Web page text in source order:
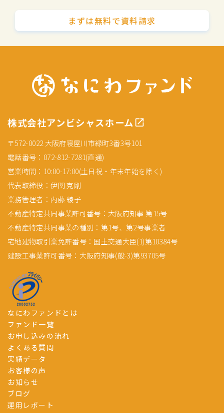
まずは無料で資料請求
株式会社アンビシャスホーム
〒572-0022 大阪府寝屋川市緑町3番3号101
電話番号：072-812-7281(直通)
営業時間：10:00-17:00(土日祝・年末年始を除く)
代表取締役：伊関 克剛
業務管理者：内藤 綾子
不動産特定共同事業許可番号：大阪府知事 第15号
不動産特定共同事業の種別：第1号、第2号事業者
宅地建物取引業免許番号：国土交通大臣(1)第10384号
建設工事業許可番号：大阪府知事(般-3)第93705号
なにわファンドとは
ファンド一覧
お申し込みの流れ
よくある質問
実績データ
お客様の声
お知らせ
ブログ
運用レポート